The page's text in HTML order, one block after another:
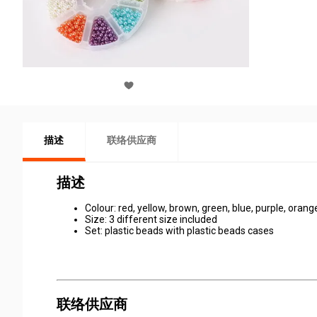
描述 联络供应商
描述
Colour: red, yellow, brown, green, blue, purple,
Size: 3 different size included
Set: plastic beads with plastic beads cases
联络供应商